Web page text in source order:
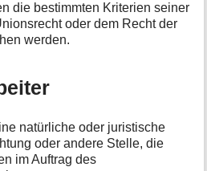
die bestimmten Kriterien seiner
oder dem Recht der
werden.
natürliche oder juristische
oder andere Stelle, die
im Auftrag des